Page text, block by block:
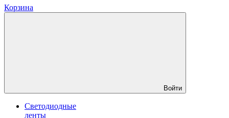
Корзина
Войти
Светодиодные
ленты